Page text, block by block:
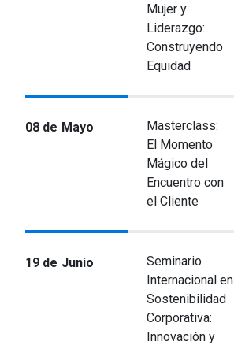
Mujer y
Liderazgo:
Construyendo
Equidad
08 de Mayo
Masterclass:
El Momento
Mágico del
Encuentro con
el Cliente
19 de Junio
Seminario
Internacional en
Sostenibilidad
Corporativa:
Innovación y